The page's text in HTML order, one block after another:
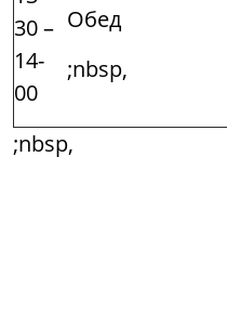
30 –
14-
00
Обед
;nbsp,
;nbsp,